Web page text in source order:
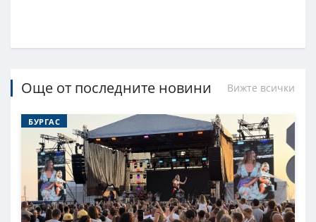
Още от последните новини Вижте всички
БУРГАС